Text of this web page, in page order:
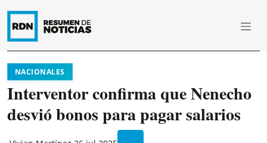
NACIONALES
Interventor confirma que Nenecho
desvió bonos para pagar salarios